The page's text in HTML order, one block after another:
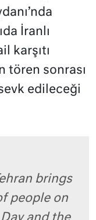
İranlı
karşıtı
tören sonrası
edileceği
brings
people on